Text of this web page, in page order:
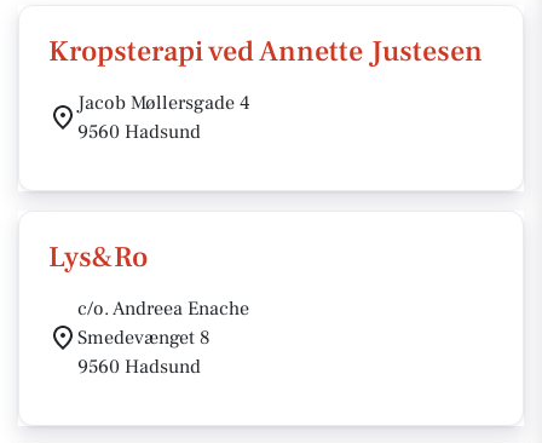
Kropsterapi ved Annette Justesen
Jacob Møllersgade 4
9560 Hadsund
Lys&Ro
c/o. Andreea Enache
Smedevænget 8
9560 Hadsund